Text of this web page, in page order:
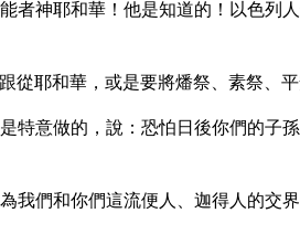
者神耶和華！他是知道的！以色
從耶和華，或是要將燔祭、素祭、
特意做的，說：恐怕日後你們的子
我們和你們這流便人、迦得人的交